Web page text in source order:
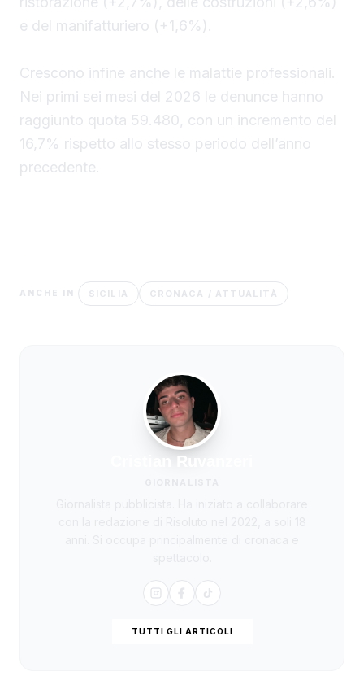
e del manifatturiero (+1,6%).
Crescono infine anche le malattie professionali.
Nei primi sei mesi del 2026 le denunce hanno
raggiunto quota 59.480, con un incremento del
16,7% rispetto allo stesso periodo dell’anno
precedente.
ANCHE IN SICILIA CRONACA / ATTUALITÀ
Cristian Ruvanzeri
TUTTI GLI ARTICOLI